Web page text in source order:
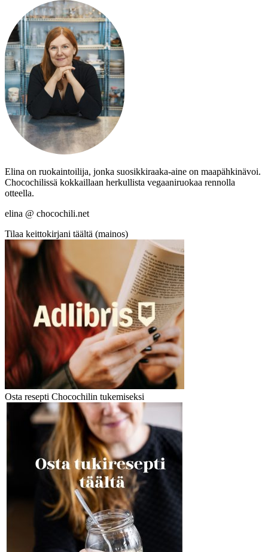
Elina on ruokaintoilija, jonka suosikkiraaka-aine on maapähkinävoi.
Chocochilissä kokkaillaan herkullista vegaaniruokaa rennolla
otteella.
elina @ chocochili.net
Tilaa keittokirjani täältä (mainos)
Osta resepti Chocochilin tukemiseksi